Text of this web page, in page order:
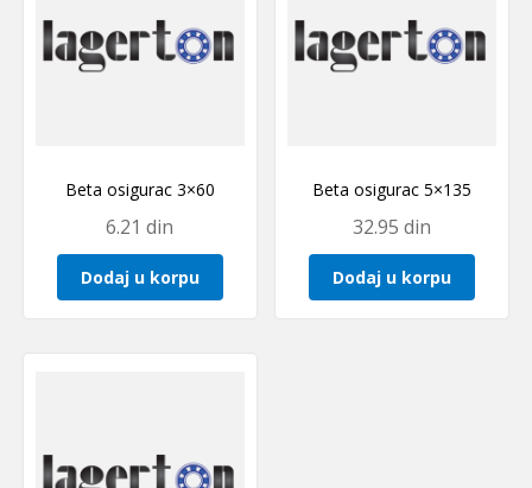
Beta osigurac 3×60
6.21din
Dodaj u korpu
Beta osigurac 5×135
32.95din
Dodaj u korpu